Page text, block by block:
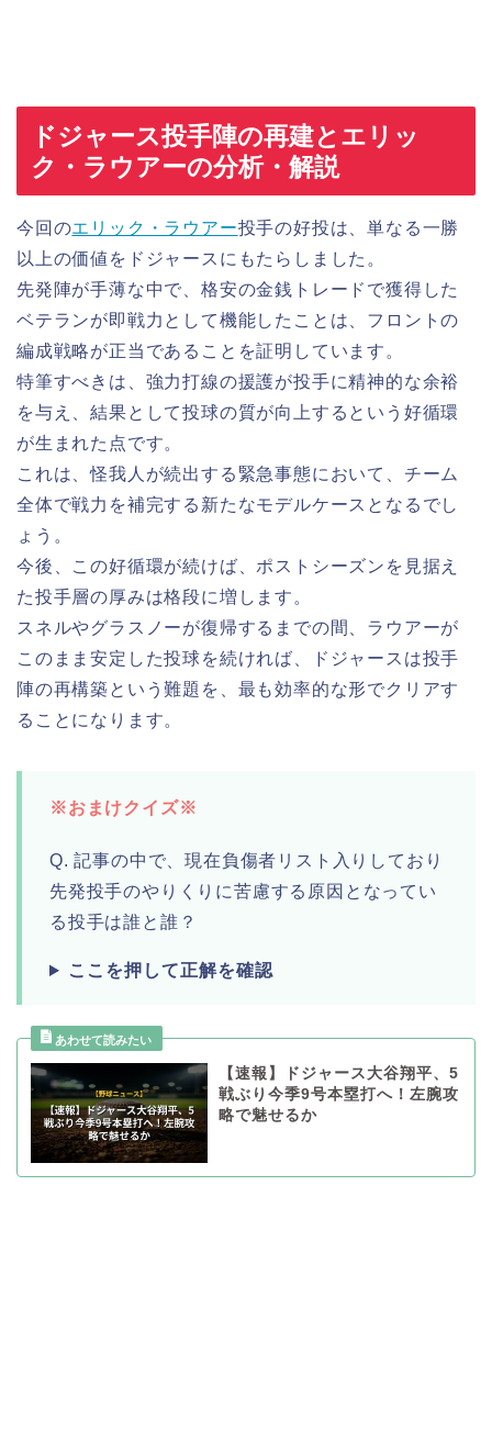
ドジャース投手陣の再建とエリッ
ク・ラウアーの分析・解説
今回のエリック・ラウアー投手の好投は、単なる一勝
以上の価値をドジャースにもたらしました。
先発陣が手薄な中で、格安の金銭トレードで獲得した
ベテランが即戦力として機能したことは、フロントの
編成戦略が正当であることを証明しています。
特筆すべきは、強力打線の援護が投手に精神的な余裕
を与え、結果として投球の質が向上するという好循環
が生まれた点です。
これは、怪我人が続出する緊急事態において、チーム
全体で戦力を補完する新たなモデルケースとなるでし
ょう。
今後、この好循環が続けば、ポストシーズンを見据え
た投手層の厚みは格段に増します。
スネルやグラスノーが復帰するまでの間、ラウアーが
このまま安定した投球を続ければ、ドジャースは投手
陣の再構築という難題を、最も効率的な形でクリアす
ることになります。
※おまけクイズ※
Q. 記事の中で、現在負傷者リスト入りしており
先発投手のやりくりに苦慮する原因となってい
る投手は誰と誰？
ここを押して正解を確認
【速報】ドジャース大谷翔平、5
戦ぶり今季9号本塁打へ！左腕攻
略で魅せるか